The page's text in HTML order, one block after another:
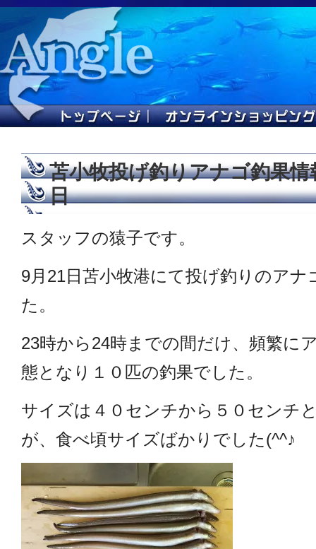
苫小牧投げ釣りアナゴ釣果
日
スタッフの猿子です。
9月21日苫小牧港にて投げ釣りのア
た。
23時から24時までの間だけ、頻繁に
態となり１０匹の釣果でした。
サイズは４０センチから５０センチ
が、食べ頃サイズばかりでした(^^♪